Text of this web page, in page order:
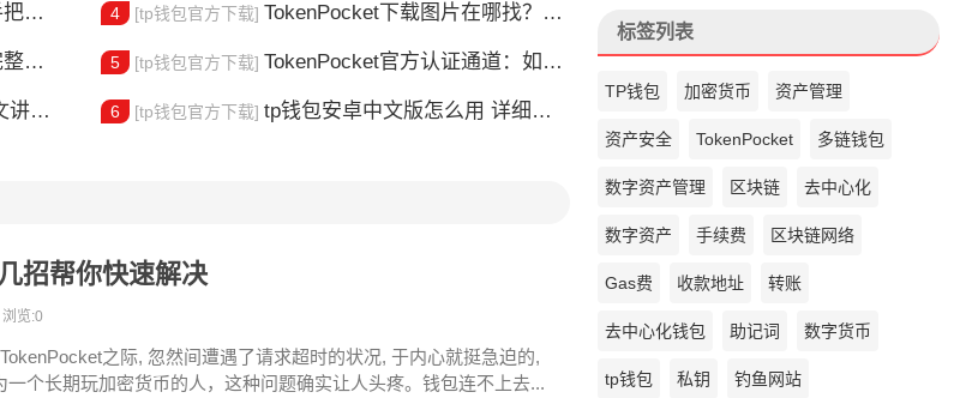
载
流程
楚
4 [tp钱包官方下载] TokenPocket下载图片在哪找？官方渠道最靠谱
5 [tp钱包官方下载] TokenPocket官方认证通道：如何找到真正的官方渠道
6 [tp钱包官方下载] tp钱包安卓中文版怎么用 详细安装教程
招帮你快速解决
| 浏览:0
之际, 忽然间遭遇了请求超时的状况, 于内心就挺急迫的,
一个长期玩加密货币的人，这种问题确实让人头疼。钱包连不上去...
标签列表
TP钱包 加密货币 资产管理
资产安全 TokenPocket 多链钱包
数字资产管理 区块链 去中心化
数字资产 手续费 区块链网络
Gas费 收款地址 转账
去中心化钱包 助记词 数字货币
tp钱包 私钥 钓鱼网站